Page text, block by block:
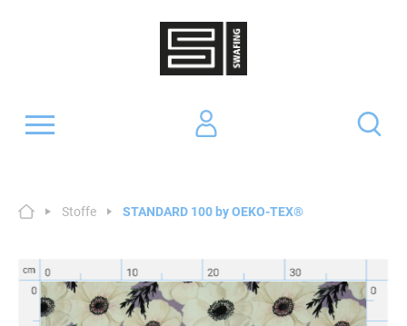
Stoffe STANDARD 100 by OEKO-TEX®